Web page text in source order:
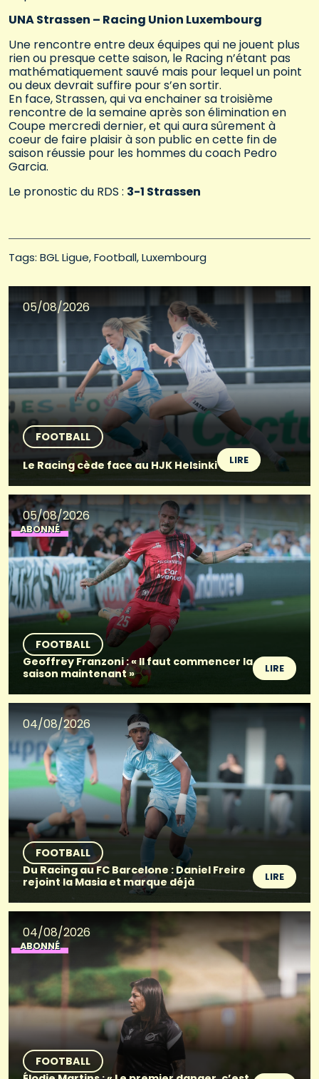
UNA Strassen – Racing Union Luxembourg
Une rencontre entre deux équipes qui ne jouent plus
rien ou presque cette saison, le Racing n’étant pas
mathématiquement sauvé mais pour lequel un point
ou deux devrait suffire pour s’en sortir.
En face, Strassen, qui va enchainer sa troisième
rencontre de la semaine après son élimination en
Coupe mercredi dernier, et qui aura sûrement à
coeur de faire plaisir à son public en cette fin de
saison réussie pour les hommes du coach Pedro
Garcia.
Le pronostic du RDS : 3-1 Strassen
Tags: BGL Ligue Football Luxembourg
05/08/2026
FOOTBALL
Le Racing cède face au HJK Helsinki
LIRE
05/08/2026
ABONNÉ
FOOTBALL
Geoffrey Franzoni : « Il faut commencer la
saison maintenant »
LIRE
04/08/2026
FOOTBALL
Du Racing au FC Barcelone : Daniel Freire
rejoint la Masia et marque déjà
LIRE
04/08/2026
ABONNÉ
FOOTBALL